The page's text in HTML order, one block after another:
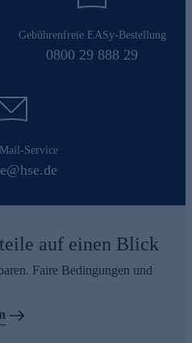
Gebührenfreie EASy-Bestellung
0800 29 888 29
Service
auf einen Blick
Faire Bedingungen und